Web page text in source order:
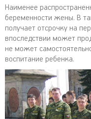
Наименее
беременности жены. В
получает отсрочку на
впоследствии может
не может
воспитание ребенка.